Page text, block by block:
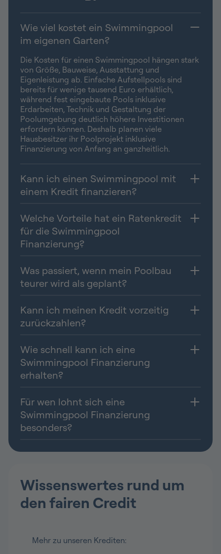
Wie viel kostet ein Swimmingpool
im eigenen Garten?
Die Kosten für einen Swimmingpool hängen stark
von Größe, Bauweise, Ausstattung und
Eigenleistung ab. Einfache Aufstellpools sind
bereits für wenige tausend Euro erhältlich,
während fest eingebaute Pools inklusive
Erdarbeiten, Technik und Gestaltung der
Poolumgebung deutlich höhere Investitionen
erfordern können. Deshalb planen viele
Hausbesitzer ihr Poolprojekt inklusive
Finanzierung von Anfang an ganzheitlich.
Kann ich einen Swimmingpool mit
einem Kredit finanzieren?
Welche Vorteile hat ein Ratenkredit
für die Swimmingpool
Finanzierung?
Was passiert, wenn mein Poolbau
teurer wird als geplant?
Kann ich meinen Kredit vorzeitig
zurückzahlen?
Wie schnell kann ich eine
Swimmingpool Finanzierung
erhalten?
Für wen lohnt sich eine
Swimmingpool Finanzierung
besonders?
Wissenswertes rund um
den fairen Credit
Mehr zu unseren Krediten: